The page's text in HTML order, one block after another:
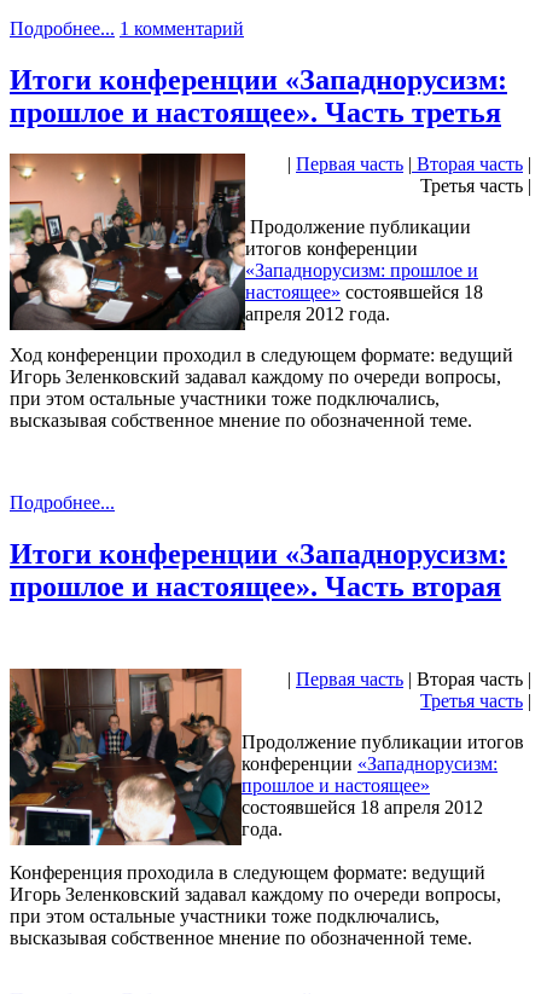
Подробнее... 1 комментарий
Итоги конференции «Западнорусизм:
прошлое и настоящее». Часть третья
| Первая часть | Вторая часть |
Третья часть |
Продолжение публикации
итогов конференции
«Западнорусизм: прошлое и
настоящее» состоявшейся 18
апреля 2012 года.
Ход конференции проходил в следующем формате: ведущий
Игорь Зеленковский задавал каждому по очереди вопросы,
при этом остальные участники тоже подключались,
высказывая собственное мнение по обозначенной теме.
Подробнее...
Итоги конференции «Западнорусизм:
прошлое и настоящее». Часть вторая
| Первая часть | Вторая часть |
Третья часть |
Продолжение публикации итогов
конференции «Западнорусизм:
прошлое и настоящее»
состоявшейся 18 апреля 2012
года.
Конференция проходила в следующем формате: ведущий
Игорь Зеленковский задавал каждому по очереди вопросы,
при этом остальные участники тоже подключались,
высказывая собственное мнение по обозначенной теме.